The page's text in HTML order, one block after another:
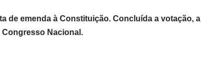
de emenda à Constituição. Concluída a votação, a
Nacional.